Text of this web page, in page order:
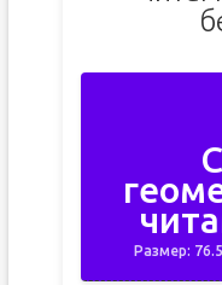
Размер: